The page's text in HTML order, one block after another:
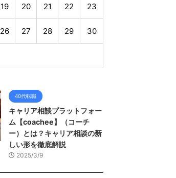
19 20 21 22 23
26 27 28 29 30
40代転職
キャリア相談プラットフォー
ム【coachee】（コーチ
ー）とは？キャリア相談の新
しい形を徹底解説
2025/3/9